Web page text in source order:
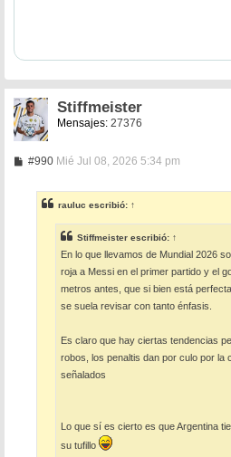
Stiffmeister
Mensajes: 27376
#990M
s
a
Mié Jul 08, 2026 5:34 pm
rauluc escribió: ↑
Stiffmeister escribió: ↑
En lo que llevamos de Mundial 2026
roja a Messi en el primer partido y el
metros antes, que si bien está
se suela revisar con tanto énfasis.
Es claro que hay ciertas tendencias
robos, los penaltis dan por culo por la
señalados
Lo que sí es cierto es que Argentina
su tufillo